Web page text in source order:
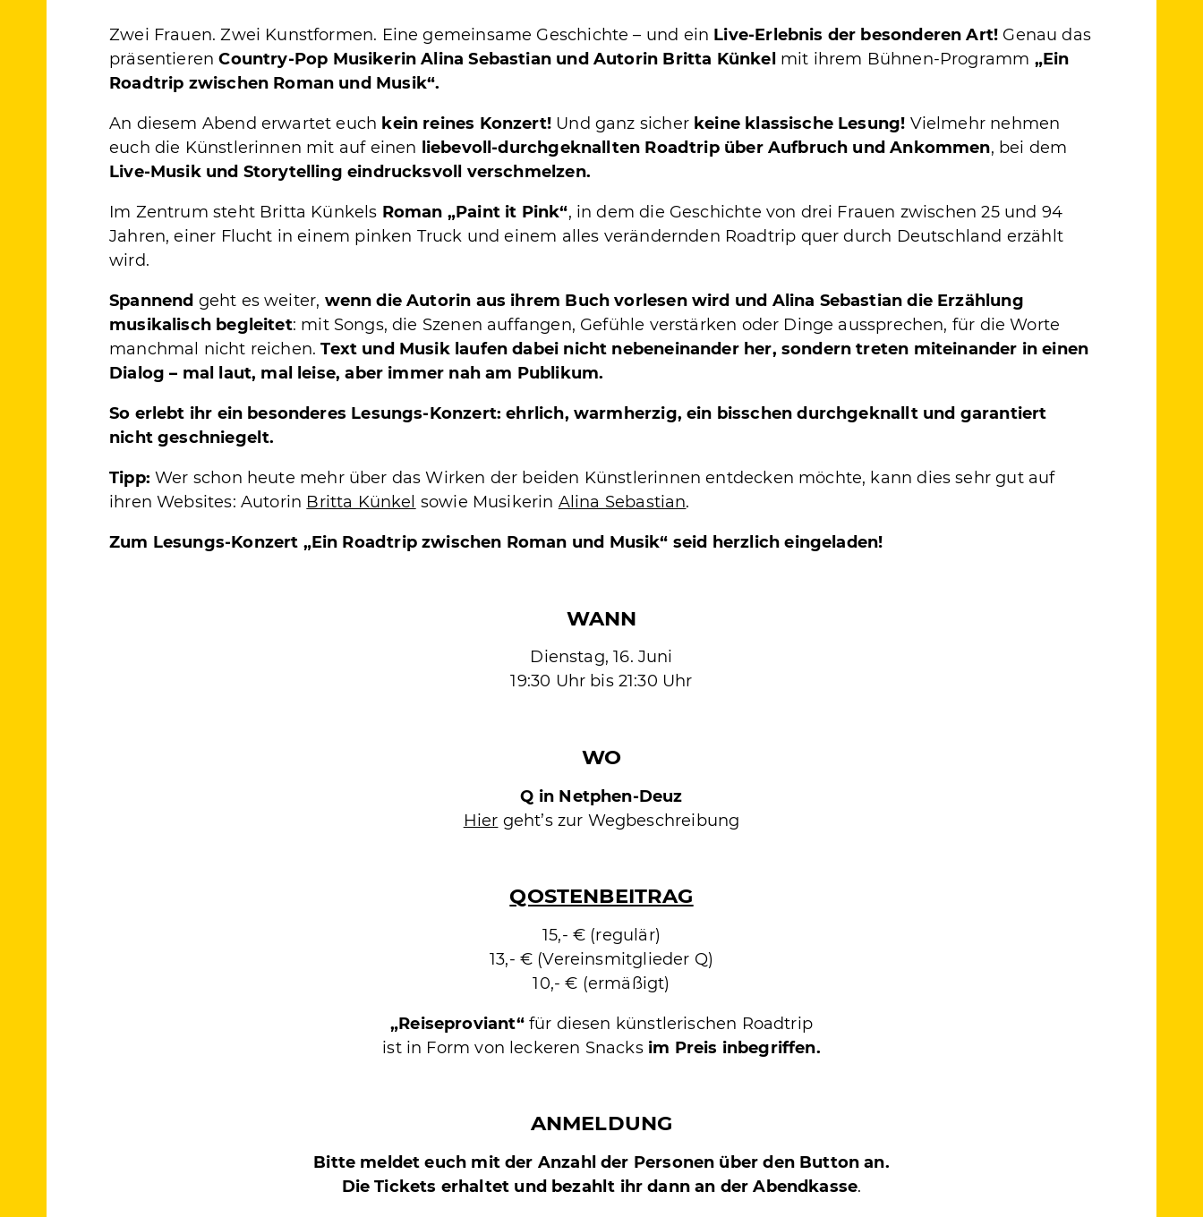
Zwei Frauen. Zwei Kunstformen. Eine gemeinsame Geschichte – und ein Live-Erlebnis der besonderen Art! Genau das
präsentierenCountry-Pop Musikerin Alina Sebastian und Autorin Britta Künkel mit ihrem Bühnen-Programm „Ein
Roadtrip zwischen Roman und Musik“.
An diesem Abend erwartet euch kein reines Konzert! Und ganz sicher keine klassische Lesung! Vielmehr nehmen
euch die Künstlerinnen mit auf einen liebevoll-durchgeknallten Roadtrip über Aufbruch und Ankommen, bei dem
Live-Musik und Storytelling eindrucksvoll verschmelzen.
Im Zentrum steht Britta Künkels Roman „Paint it Pink“, in dem die Geschichte von drei Frauen zwischen 25 und 94
Jahren, einer Flucht in einem pinken Truck und einem alles verändernden Roadtrip quer durch Deutschland erzählt
wird.
Spannend geht es weiter, wenn die Autorin aus ihrem Buch vorlesen wird und Alina Sebastian die Erzählung
musikalisch begleitet: mit Songs, die Szenen auffangen, Gefühle verstärken oder Dinge aussprechen, für die Worte
manchmal nicht reichen.Text und Musik laufen dabei nicht nebeneinander her, sondern treten miteinander in einen
Dialog – mal laut, mal leise, aber immer nah am Publikum.
So erlebt ihr ein besonderes Lesungs-Konzert: ehrlich, warmherzig, ein bisschen durchgeknallt und garantiert
nicht geschniegelt.
Tipp:Wer schon heute mehr über das Wirken der beiden Künstlerinnen entdecken möchte, kann dies sehr gut auf
ihren Websites: Autorin Britta Künkel sowie Musikerin Alina Sebastian.
Zum Lesungs-Konzert „Ein Roadtrip zwischen Roman und Musik“ seid herzlich eingeladen!
WANN
Dienstag, 16. Juni
19:30 Uhr bis 21:30 Uhr
WO
Q in Netphen-Deuz
Hier geht’s zur Wegbeschreibung
QOSTENBEITRAG
15,- € (regulär)
13,- € (Vereinsmitglieder Q)
10,- € (ermäßigt)
„Reiseproviant“ für diesen künstlerischen Roadtrip
ist in Form von leckeren Snacks im Preis inbegriffen.
ANMELDUNG
Bitte meldet euch mit der Anzahl der Personen über den Button an.
Die Tickets erhaltet und bezahlt ihr dann an der Abendkasse.